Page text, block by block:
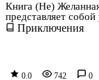
Книга (Не)
представляет
Приключения
0.0 742 0